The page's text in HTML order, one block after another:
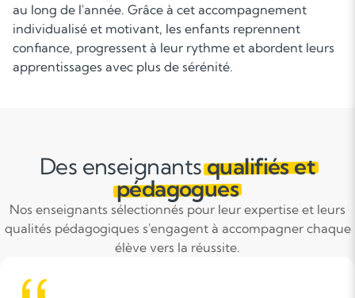
au long de l'année. Grâce à cet accompagnement
individualisé et motivant, les enfants reprennent
confiance, progressent à leur rythme et abordent leurs
apprentissages avec plus de sérénité.
Des enseignantsqualifiés et
pédagogues
Nos enseignants sélectionnés pour leur expertise et leurs
qualités pédagogiques s'engagent à accompagner chaque
élève vers la réussite.